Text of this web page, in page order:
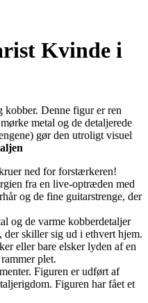
Kvinde i
Denne figur er ren
metal og de detaljerede
gør den utroligt visuel
ned for forstærkeren!
fra en live-optræden med
og de fine guitarstrenge, der
og de varme kobberdetaljer
skiller sig ud i ethvert hjem.
eller bare elsker lyden af en
plet.
Figuren er udført af
Figuren har fået et